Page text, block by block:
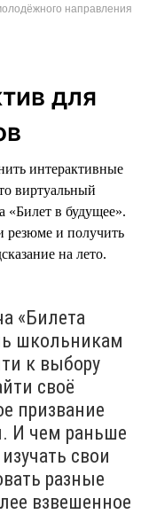
направления
для
интерактивные
виртуальный
«Билет в будущее».
резюме и получить
на лето.
«Билета
школьникам
к выбору
своё
призвание
И чем раньше
свои
разные
взвешенное